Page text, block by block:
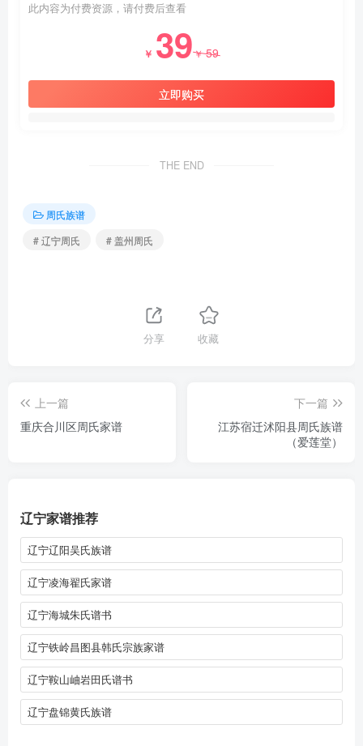
此内容为付费资源，请付费后查看
￥ 39￥59
立即购买
THE END
周氏族谱
# 辽宁周氏
# 盖州周氏
分享 收藏
上一篇
重庆合川区周氏家谱
下一篇
江苏宿迁沭阳县周氏族谱
（爱莲堂）
辽宁家谱推荐
辽宁辽阳吴氏族谱
辽宁凌海翟氏家谱
辽宁海城朱氏谱书
辽宁铁岭昌图县韩氏宗族家谱
辽宁鞍山岫岩田氏谱书
辽宁盘锦黄氏族谱